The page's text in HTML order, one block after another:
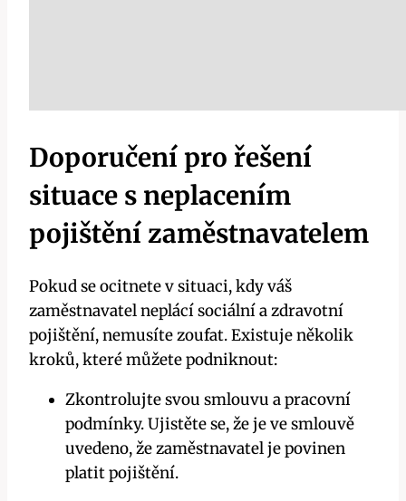
Doporučení pro řešení
situace s neplacením
pojištění zaměstnavatelem
Pokud se ocitnete v situaci, kdy váš
zaměstnavatel neplácí sociální a zdravotní
pojištění, nemusíte zoufat. Existuje několik
kroků, které můžete podniknout:
Zkontrolujte svou smlouvu a pracovní
podmínky. Ujistěte se, že je ve smlouvě
uvedeno, že zaměstnavatel je povinen
platit pojištění.